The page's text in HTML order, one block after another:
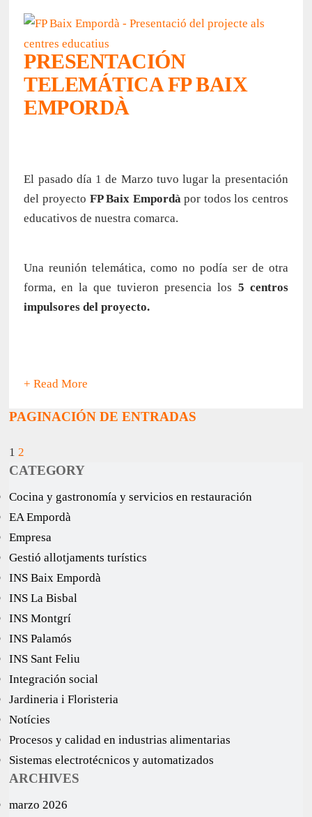
PRESENTACIÓN
TELEMÁTICA FP BAIX
EMPORDÀ
El pasado día 1 de Marzo tuvo lugar la presentación
del proyecto FP Baix Empordàpor todos los centros
educativos de nuestra comarca.
Una reunión telemática, como no podía ser de otra
forma, en la que tuvieron presencia los 5 centros
impulsores del proyecto.
+ Read More
PAGINACIÓN DE ENTRADAS
1 2
CATEGORY
Cocina y gastronomía y servicios en restauración
EA Empordà
Empresa
Gestió allotjaments turístics
INS Baix Empordà
INS La Bisbal
INS Montgrí
INS Palamós
INS Sant Feliu
Integración social
Jardineria i Floristeria
Notícies
Procesos y calidad en industrias alimentarias
Sistemas electrotécnicos y automatizados
ARCHIVES
marzo 2026